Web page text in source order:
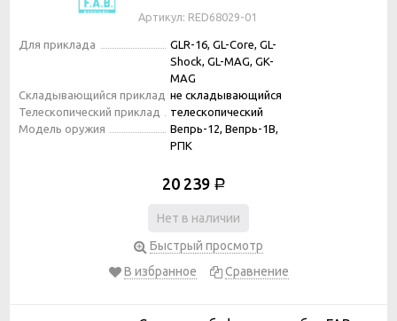
Артикул: RED68029-01
Для приклада
GLR-16, GL-Core, GL-
Shock, GL-MAG, GK-
MAG
Складывающийся приклад не складывающийся
Телескопический приклад
телескопический
Модель оружия
Вепрь-12, Вепрь-1В,
РПК
20 239 Р
Нет в наличии
Быстрый просмотр
В избранное
Сравнение